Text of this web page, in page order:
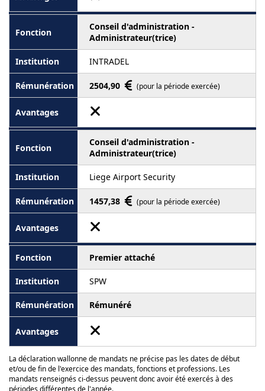
Conseil d'administration -
Administrateur(trice)
INTRADEL
2504,90 (pour la période exercée)
Conseil d'administration -
Administrateur(trice)
Liege Airport Security
1457,38 (pour la période exercée)
Premier attaché
SPW
Rémunéré
La déclaration wallonne de mandats ne précise pas les dates de début
et/ou de fin de l'exercice des mandats, fonctions et professions. Les
mandats renseignés ci-dessus peuvent donc avoir été exercés à des
périodes différentes de l'année.